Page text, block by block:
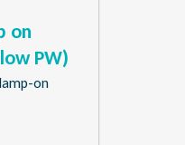
on
PW)
on